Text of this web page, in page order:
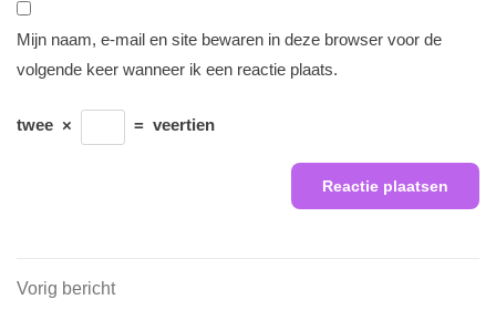
Mijn naam, e-mail en site bewaren in deze browser voor de
volgende keer wanneer ik een reactie plaats.
twee × = veertien
Berichtnavigatie
Vorig
Vorig bericht